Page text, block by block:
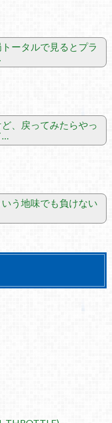
ータルで見るとプラ
、戻ってみたらやっ
う地味でも負けない